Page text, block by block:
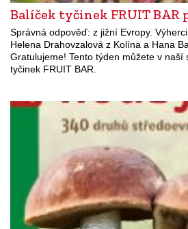
Balíček tyčinek FRUIT
Správná odpověď: z jižní Evropy.
Helena Drahovzalová z Kolína a Hana
Gratulujeme! Tento týden můžete v naší
tyčinek FRUIT BAR.